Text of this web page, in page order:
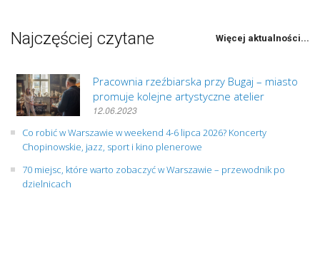
Najczęściej czytane Więcej aktualności...
Pracownia rzeźbiarska przy Bugaj – miasto
promuje kolejne artystyczne atelier
12.06.2023
Co robić w Warszawie w weekend 4-6 lipca 2026? Koncerty
Chopinowskie, jazz, sport i kino plenerowe
70 miejsc, które warto zobaczyć w Warszawie – przewodnik po
dzielnicach